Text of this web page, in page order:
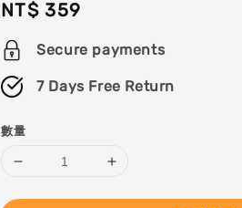
Regular
price
NT$ 359
Secure payments
7 Days Free Return
數量